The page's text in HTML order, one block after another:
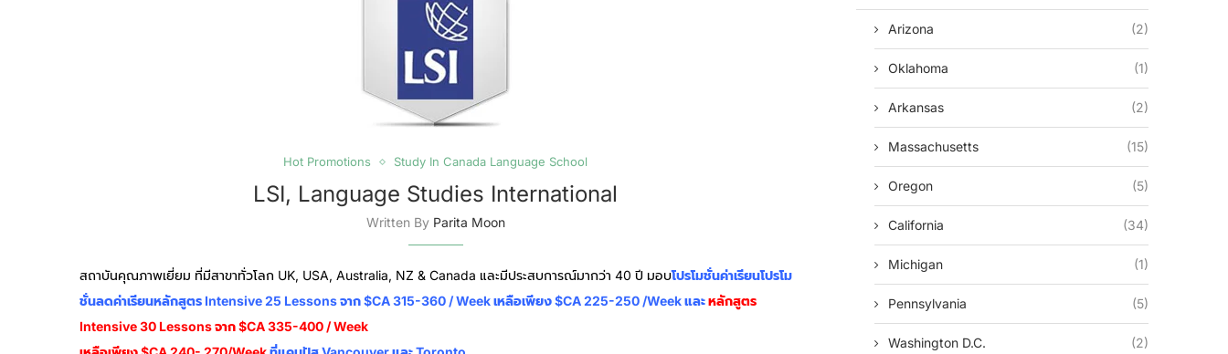
Hot Promotions Study In Canada Language School
LSI, Language Studies International
Written By Parita Moon
สถาบันคุณภาพเยี่ยม ที่มีสาขาทั่วโลก UK, USA, Australia, NZ & Canada และมีประสบการณ์มากว่า 40 ปี มอบโปรโมชั่นค่าเรียนโปรโม
ชั่นลดค่าเรียนหลักสูตร Intensive 25 Lessons จาก $CA 315-360 / Week เหลือเพียง $CA 225-250 /week และหลักสูตร
Intensive 30 Lessons จาก $CA 335-400 / Week
Arizona (2)
Oklahoma (1)
Arkansas (2)
Massachusetts (15)
Oregon (5)
California (34)
Michigan (1)
Pennsylvania (5)
Washington D.c. (2)